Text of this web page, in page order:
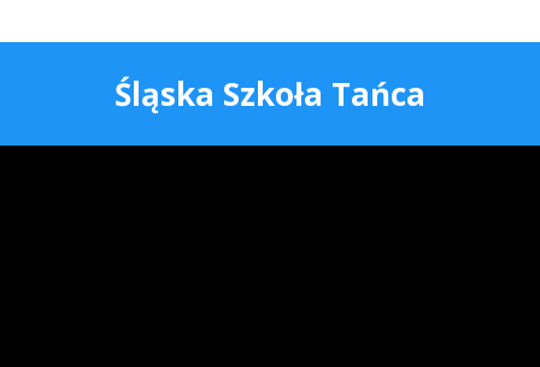
Śląska Szkoła Tańca